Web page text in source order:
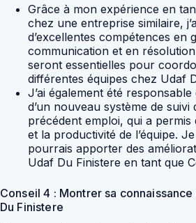
Grâce à mon expérience en
chez une entreprise similaire,
d’excellentes compétences en
communication et en
seront essentielles pour
différentes équipes chez Udaf
J’ai également été
d’un nouveau système de
précédent emploi, qui a permis
et la productivité de l’équipe.
pourrais apporter des
Udaf Du Finistere en tant que
Conseil 4 : Montrer sa
Du Finistere